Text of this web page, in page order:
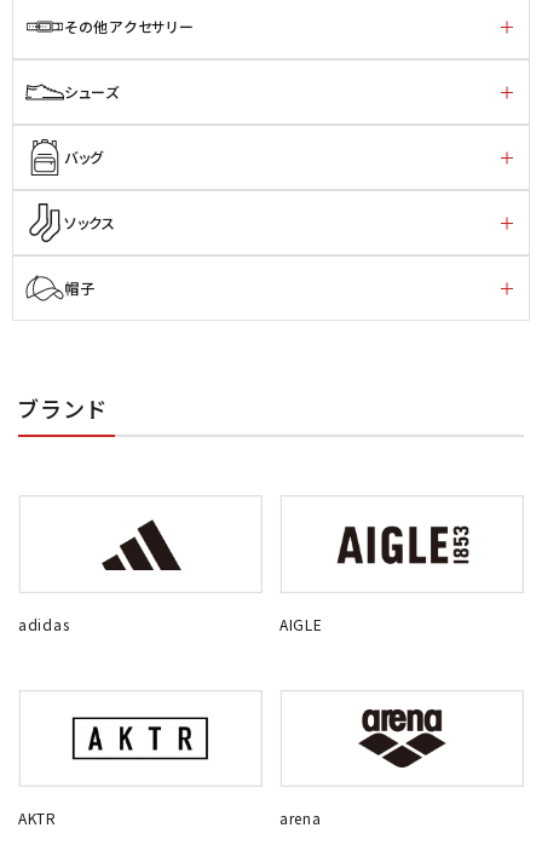
その他アクセサリー
シューズ
バッグ
ソックス
帽子
ブランド
adidas AIGLE
AKTR arena